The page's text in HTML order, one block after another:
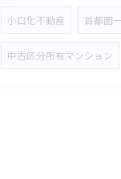
小口化不動産 首都圏
中古区分所有マンション